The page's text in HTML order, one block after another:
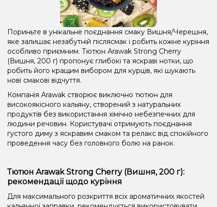
Пориньте в унікальне поєднання смаку Вишня/Черешня,
яке залишає незабутній післясмак і робить кожне куріння
особливо приємним. Тютюн Arawak Strong Cherry
(Вишня, 200 г) пропонує глибокі та яскраві нотки, що
робить його кращим вибором для курців, які шукають
нові смакові відчуття.
Компанія Arawak створює виключно тютюн для
високоякісного кальяну, створений з натуральних
продуктів без використання хімічно небезпечних для
людини речовин. Користувачі отримують поєднання
густого диму з яскравим смаком та релакс від спокійного
проведення часу без головного болю на ранок.
Тютюн Arawak Strong Cherry (Вишня, 200 г):
рекомендації щодо куріння
Для максимального розкриття всіх ароматичних якостей